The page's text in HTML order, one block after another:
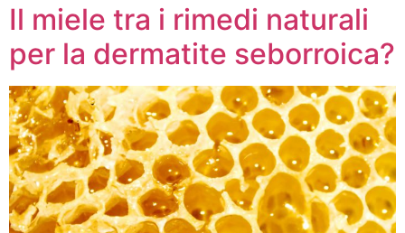
Il miele tra i rimedi naturali
per la dermatite seborroica?